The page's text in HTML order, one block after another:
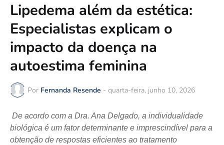
Lipedema além da estética:
Especialistas explicam o
impacto da doença na
autoestima feminina
Por Fernanda Resende - quarta-feira, junho 10, 2026
De acordo com a Dra. Ana Delgado, a individualidade
biológica é um fator determinante e imprescindível para a
obtenção de respostas eficientes ao tratamento